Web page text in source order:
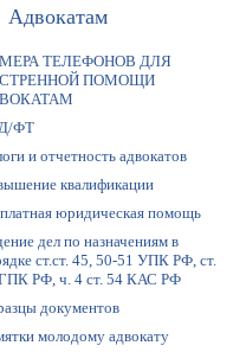
Адвокатам
ТЕЛЕФОНОВ ДЛЯ
ПОМОЩИ
ФТ
и отчетность адвокатов
квалификации
юридическая помощь
дел по назначениям в
ст.ст. 45, 50-51 УПК РФ, ст.
РФ, ч. 4 ст. 54 КАС РФ
документов
молодому адвокату